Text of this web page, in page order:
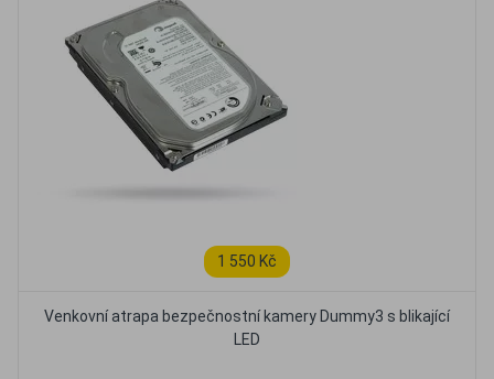
1 550 Kč
Venkovní atrapa bezpečnostní kamery Dummy3 s blikající
LED